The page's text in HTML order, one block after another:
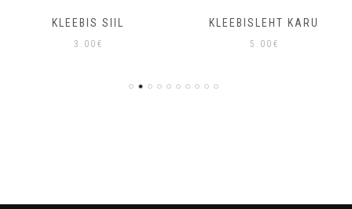
KLEEBIS SIIL
3.00 €
KLEEBISLEHT KARU
5.00 €